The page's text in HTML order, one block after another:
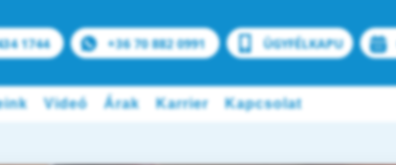
1744 +36 70 882 0991 ÜGYFÉLKAPU
Videó Árak Karrier Kapcsolat